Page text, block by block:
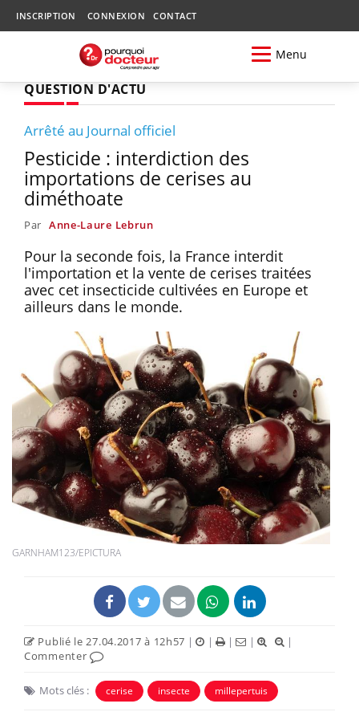
INSCRIPTION CONNEXION CONTACT
Menu
QUESTION D'ACTU
Arrêté au Journal officiel
Pesticide : interdiction des
importations de cerises au
diméthoate
Par Anne-Laure Lebrun
Pour la seconde fois, la France interdit
l'importation et la vente de cerises traitées
avec cet insecticide cultivées en Europe et
ailleurs dans le monde.
GARNHAM123/EPICTURA
Publié le 27.04.2017 à 12h57 | | | |
|
Commenter
Mots clés : cerise insecte millepertuis